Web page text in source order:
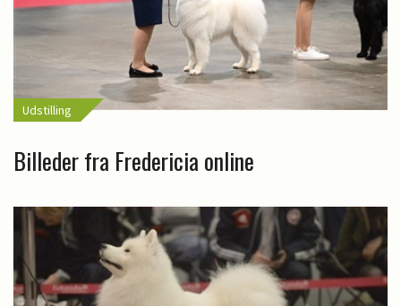
Udstilling
Billeder fra Fredericia online